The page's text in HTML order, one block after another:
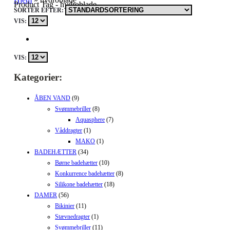
Product Tag - hydroblade
SORTÉR EFTER:
VIS:
VIS:
Kategorier:
ÅBEN VAND (9)
Svømmebriller (8)
Aquasphere (7)
Våddragter (1)
MAKO (1)
BADEHÆTTER (34)
Børne badehætter (10)
Konkurrence badehætter (8)
Silikone badehætter (18)
DAMER (56)
Bikinier (11)
Stævnedragter (1)
Svømmebriller (11)